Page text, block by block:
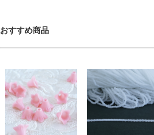
おすすめ商品